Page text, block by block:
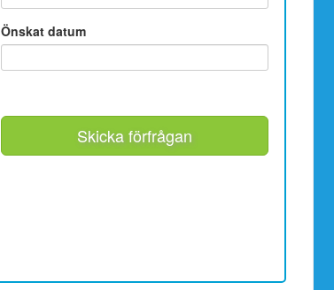
Önskat datum
Skicka förfrågan